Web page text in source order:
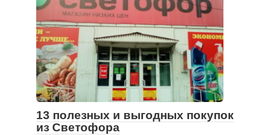
13 полезных и выгодных покупок
из Светофора